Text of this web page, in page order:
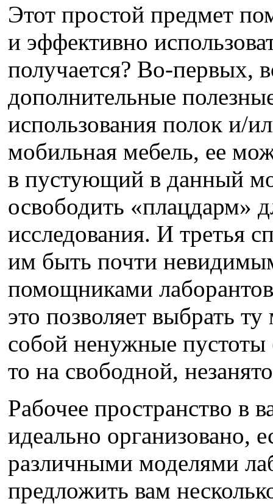
Этот простой предмет
и эффективно
получается? Во-первых,
дополнительные
использования полок и/
мобильная мебель, ее
в пустующий в данный
освободить «плацдарм»
исследования. И третья
им быть почти
помощниками
это позволяет выбрать
собой ненужные пустоты
то на свободной,
Рабочее пространство в
идеально организовано,
различными моделями
предложить вам